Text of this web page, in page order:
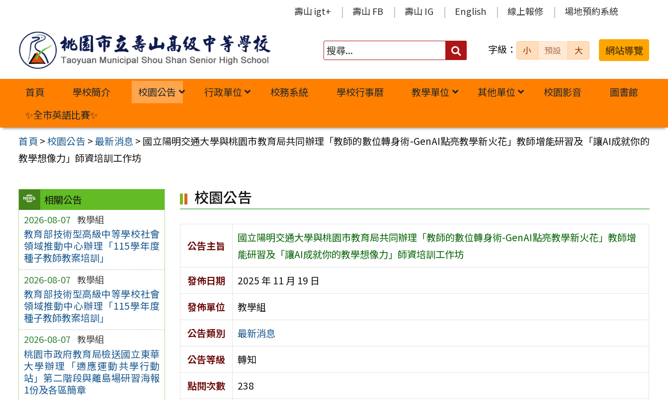
內
壽山 igt+ 壽山 FB 壽山 IG English 線上報修 場地預約系統
搜
字級： 小 預設 大 網站導覽
首頁 學校簡介 校園公告 行政單位 校務系統 學校行事曆 教學單位 其他單位 校園影音
圖書館
✨全市英語比賽✨
首頁 >校園公告 >最新消息 > 國立陽明交通大學與桃園市教育局共同辦理「教師的數位轉身術-GenAI點亮教學新火花」教師增能研習及「讓AI成就你的
教學想像力」師資培訓工作坊
相關公告
2026-08-07 教學組
教育部技術型高級中等學校社會
領域推動中心辦理「115學年度
種子教師教案培訓」
2026-08-07 教學組
教育部技術型高級中等學校社會
領域推動中心辦理「115學年度
種子教師教案培訓」
2026-08-07 教學組
桃園市政府教育局檢送國立東華
大學辦理「適應運動共學行動
站」第二階段與離島場研習海報
1份及各區簡章
校園公告
公告主旨
國立陽明交通大學與桃園市教育局共同辦理「教師的數位轉身術-GenAI點亮教學新火花」教師增
能研習及「讓AI成就你的教學想像力」師資培訓工作坊
發佈日期
2025 年 11 月 19 日
發佈單位
教學組
公告類別
最新消息
公告等級
轉知
點閱次數
238